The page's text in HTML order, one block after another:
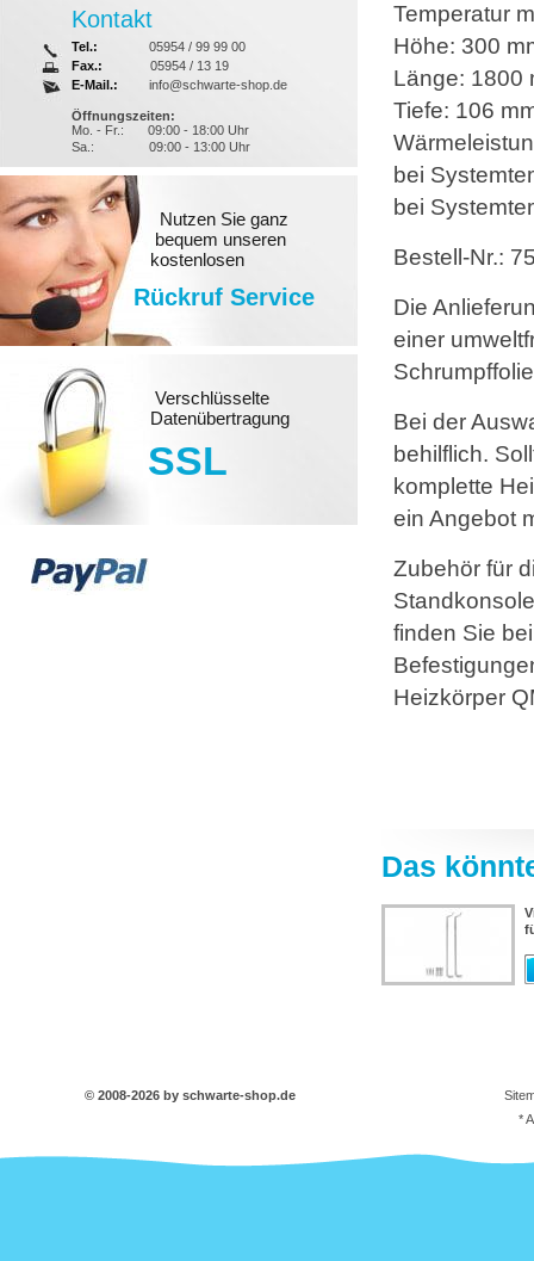
Temperatur
Höhe: 300
Länge: 1800
Tiefe: 106
bei
bei
Bestell-Nr.:
Die
einer
Bei der
behilflich.
komplette
ein Angebot
Zubehör für
finden Sie
Heizkörper
Das
Kontakt
Tel.:
05954 / 99 99 00
Fax.:
05954 / 13 19
E-Mail.:
info@schwarte-shop.de
Öffnungszeiten:
Mo. - Fr.:
09:00 - 18:00 Uhr
Sa.:
09:00 - 13:00 Uhr
Nutzen Sie ganz
bequem unseren
kostenlosen
Rückruf Service
Verschlüsselte
Datenübertragung
SSL
© 2008-2026 by schwarte-shop.de
*